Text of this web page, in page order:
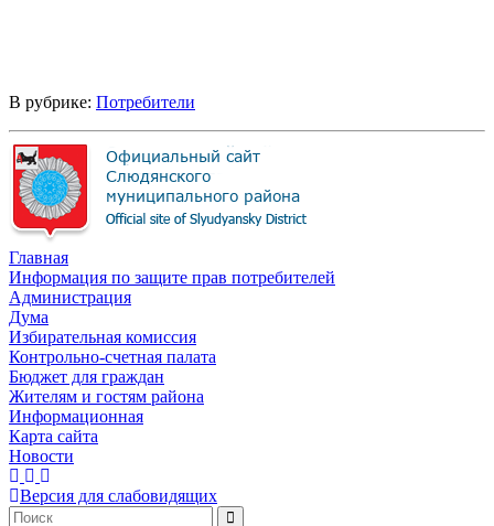
В рубрике: Потребители
Главная
Информация по защите прав потребителей
Администрация
Дума
Избирательная комиссия
Контрольно-счетная палата
Бюджет для граждан
Жителям и гостям района
Информационная
Карта сайта
Новости
Версия для слабовидящих